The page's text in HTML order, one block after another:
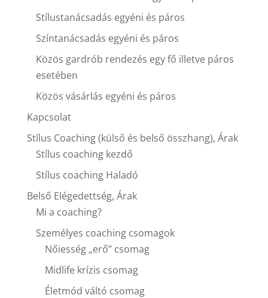
Stílustanácsadás egyéni és páros
Színtanácsadás egyéni és páros
Közös gardrób rendezés egy fő illetve páros
esetében
Közös vásárlás egyéni és páros
Kapcsolat
Stílus Coaching (külső és belső összhang), Árak
Stílus coaching kezdő
Stílus coaching Haladó
Belső Elégedettség, Árak
Mi a coaching?
Személyes coaching csomagok
Nőiesség „erő” csomag
Midlife krízis csomag
Életmód váltó csomag